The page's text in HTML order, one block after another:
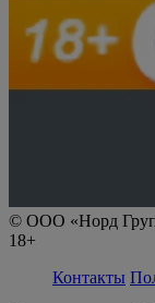
© ООО «Норд
18+
Контакты